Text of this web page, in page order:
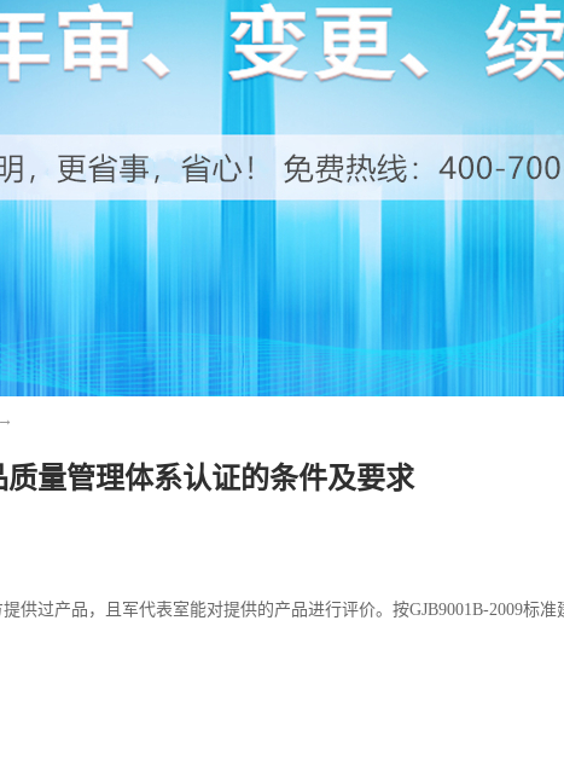
→
质量管理体系认证的条件及要求
供过产品，且军代表室能对提供的产品进行评价。按GJB9001B-2009标